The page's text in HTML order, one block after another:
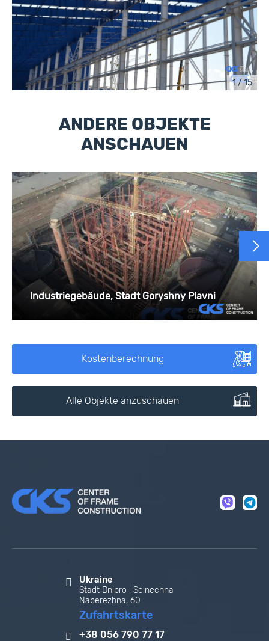
1 / 15
ANDERE OBJEKTE
ANSCHAUEN
Industriegebäude, Stadt Goryshny Plavni
Kostenberechnung
Alle Objekte anzuschauen
Ukraine
Stadt Dnipro , Solnechna
Naberezhna, 60
Zufahrtskarte
+38 056 790 77 17